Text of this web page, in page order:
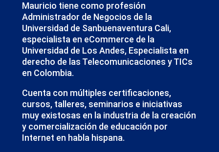
Mauricio tiene como profesión
Administrador de Negocios de la
Universidad de Sanbuenaventura Cali,
especialista en eCommerce de la
Universidad de Los Andes, Especialista en
derecho de las Telecomunicaciones y TICs
en Colombia.
Cuenta con múltiples certificaciones,
cursos, talleres, seminarios e iniciativas
muy existosas en la industria de la creación
y comercialización de educación por
Internet en habla hispana.